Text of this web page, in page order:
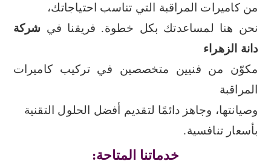
من كاميرات المراقبة التي تناسب احتياجاتك،
نحن هنا لمساعدتك بكل خطوة. فريقنا في شركة
دانة الزهراء
مكوّن من فنيين متخصصين في تركيب كاميرات
المراقبة
وصيانتها، وجاهز دائمًا لتقديم أفضل الحلول التقنية
بأسعار تنافسية.
خدماتنا المتاحة: